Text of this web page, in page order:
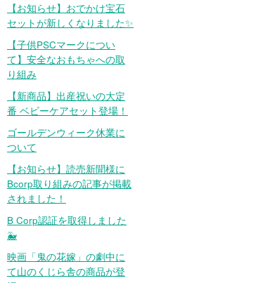
【お知らせ】おでかけ宝石
セットが新しくなりました✨
【子供PSCマークについ
て】安全なおもちゃへの取
り組み
【新商品】出産祝いの大定
番 ベビーケアセット登場！
ゴールデンウィーク休業に
ついて
【お知らせ】読売新聞様に
Bcorp取り組みの記事が掲載
されました！
B Corp認証を取得しました
🐳
映画「鬼の花嫁」の劇中に
て山のくじら舎の商品が登